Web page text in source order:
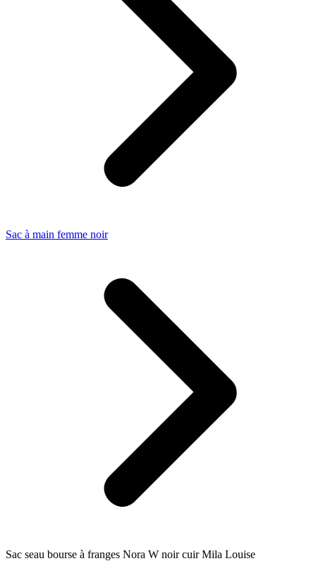
Sac à main femme noir
Sac seau bourse à franges Nora W noir cuir Mila Louise